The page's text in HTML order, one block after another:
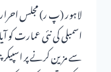
لاہور (پ ر) مجلس
اسمبلی کی نئی عمارت
سے مزین کرنے پر